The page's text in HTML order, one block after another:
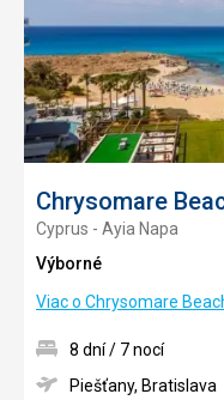
Chrysomare
Cyprus - Ayia Napa
Výborné
Viac o Chrysomare
8 dní / 7 nocí
Piešťany, Bratislava